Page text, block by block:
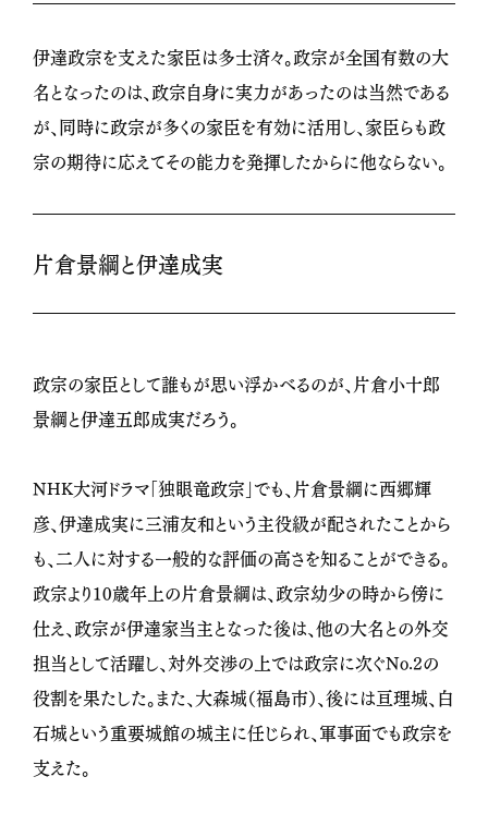
伊達政宗を支えた家臣は多士済々。政宗が全国有数の大
名となったのは、政宗自身に実力があったのは当然である
が、同時に政宗が多くの家臣を有効に活用し、家臣らも政
宗の期待に応えてその能力を発揮したからに他ならない。
片倉景綱と伊達成実
政宗の家臣として誰もが思い浮かべるのが、片倉小十郎
景綱と伊達五郎成実だろう。
NHK大河ドラマ「独眼竜政宗」でも、片倉景綱に西郷輝
彦、伊達成実に三浦友和という主役級が配されたことから
も、二人に対する一般的な評価の高さを知ることができる。
政宗より10歳年上の片倉景綱は、政宗幼少の時から傍に
仕え、政宗が伊達家当主となった後は、他の大名との外交
担当として活躍し、対外交渉の上では政宗に次ぐNo.2の
役割を果たした。また、大森城（福島市）、後には亘理城、白
石城という重要城館の城主に任じられ、軍事面でも政宗を
支えた。